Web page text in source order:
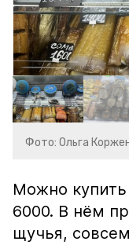
Фото: Ольга
Можно
6000. В нём
щучья,